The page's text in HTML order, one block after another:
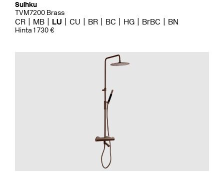
Suihku
TVM7200 Brass
CR MB LU CU BR BC HG BrBC BN
Hinta 1 730 €